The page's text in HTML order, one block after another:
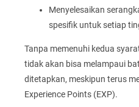
Menyelesaikan
spesifik untuk setiap
Tanpa memenuhi kedua
tidak akan bisa melampaui
ditetapkan, meskipun terus
Experience Points (EXP).